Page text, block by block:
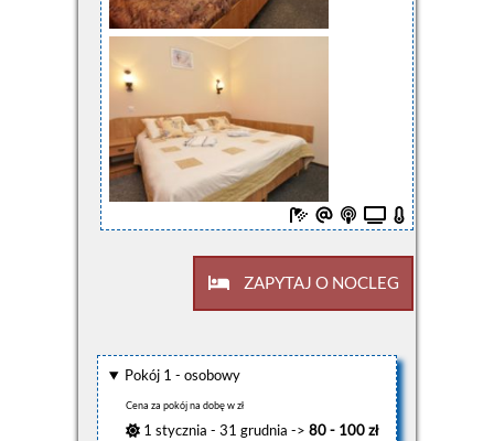
ZAPYTAJ O NOCLEG
Pokój 1 - osobowy
Cena za pokój na dobę w zł
1 stycznia - 31 grudnia -> 80 - 100 zł